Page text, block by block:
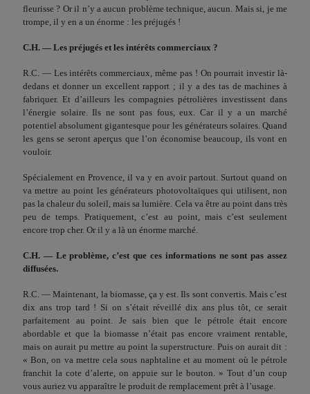
fleurisse ? Or il n’y a aucun problème techni­que, aucun. Mais si, je me
trompe, il y en a un énorme : les préjugés !
C.H. — Les préjugés et les intérêts commerciaux ?
R.C. — Les intérêts commerciaux, même pas ! On pourrait investir là-
dedans et donner un excellent rap­port ; il y a des tas de machines à
fabriquer. Et d’ailleurs les compagnies pétrolières investissent dans
l’énergie solaire. Ils ne sont pas fous, eux. Car il y a un marché
potentiel absolument gigantesque pour les générateurs solaires. Quand
les gens se seront aperçus que l’on économise beaucoup, ils vont en
vouloir.
Spécialement en Provence, il va y en avoir partout. Surtout quand on
va mettre au point les générateurs photovoltaïques qui utilisent, non
pas la chaleur du soleil, mais sa lumière. Cela va être au point dans très
peu de temps. Pratiquement, c’est au point, mais c’est seulement
encore trop cher. Or il y a là un énorme marché.
C.H. — Le problème, c’est que ces informations ne sont pas assez
diffusées.
R.C. — Maintenant, la biomasse, ça y est. Ils sont convertis. Mais c’est
dix ans trop tard ! Si on s’était réveillé dix ans plus tôt, ce serait
parfaitement au point. Je sais bien que le pétrole était encore
abordable et que la biomasse n’était pas encore vrai­ment rentable,
mais on aurait pu mettre au point la superstructure. Puis on aurait dit :
« Bon, on va mettre cela sous naphta­line et au moment où le pétrole
franchit la cote d’alerte, on appuie sur le bouton. » Tout d’un coup
vous auriez vu apparaî­tre le produit de remplacement prêt à l’usage.